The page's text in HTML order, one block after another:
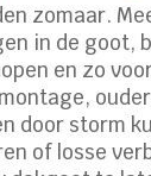
zomaar.
in de goot,
en zo
door storm
of losse